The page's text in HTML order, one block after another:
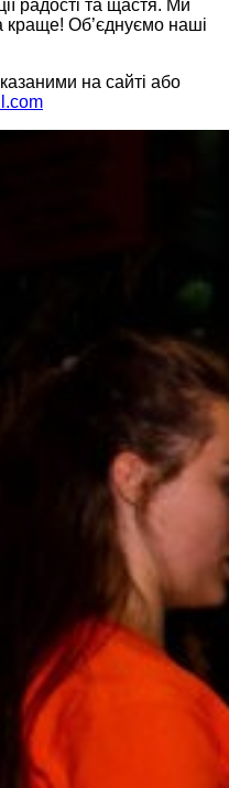
радості та щастя. Ми
краще! Об’єднуємо наші
на сайті або